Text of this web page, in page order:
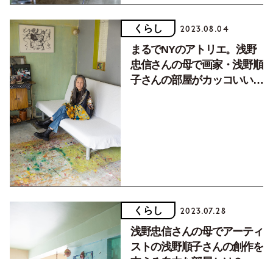
くらし 2023.08.04
まるでNYのアトリエ。浅野
忠信さんの母で画家・浅野順
子さんの部屋がカッコいい理
くらし 2023.07.28
浅野忠信さんの母でアーティ
ストの浅野順子さんの創作を